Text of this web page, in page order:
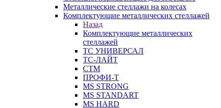
Металлические стеллажи на колесах
Комплектующие металлических стеллажей
Назад
Комплектующие металлических
стеллажей
ТС УНИВЕРСАЛ
ТС-ЛАЙТ
СТМ
ПРОФИ-Т
MS STRONG
MS STANDART
MS HARD